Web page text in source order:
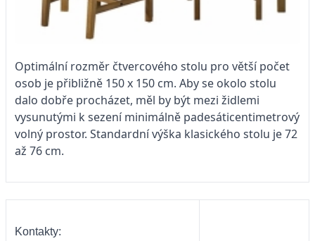
Optimální rozměr čtvercového stolu pro větší počet
osob je přibližně 150 x 150 cm. Aby se okolo stolu
dalo dobře procházet, měl by být mezi židlemi
vysunutými k sezení minimálně padesáticentimetrový
volný prostor. Standardní výška klasického stolu je 72
až 76 cm.
Kontakty: